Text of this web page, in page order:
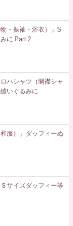
・振袖・浴衣）」S
に Part 2
ハシャツ（開襟シャ
いぐるみに
服）」ダッフィーぬ
サイズダッフィー等